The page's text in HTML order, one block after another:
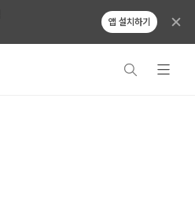
앱 설치하기